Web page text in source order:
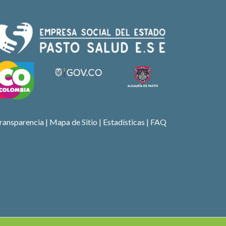
| Mapa de Sitio | Estadísticas | FAQ